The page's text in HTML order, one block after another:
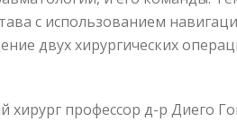
с использованием
двух хирургических
профессор д-р Диего